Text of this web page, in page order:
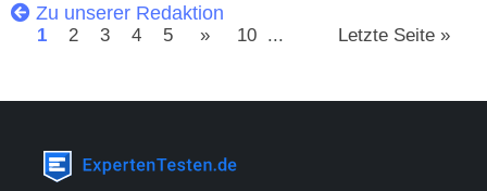
Zu unserer Redaktion
1 2 3 4 5 » 10 ... Letzte Seite »